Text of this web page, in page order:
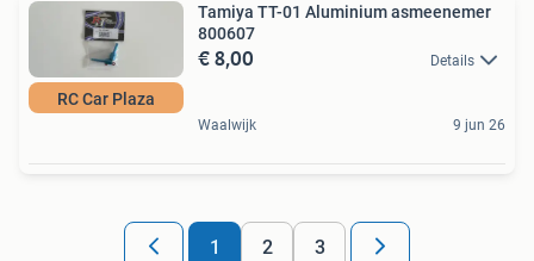
RC Car Plaza
Tamiya TT-01 Aluminium asmeenemer
800607
€ 8,00 Details
Waalwijk 9 jun 26
1 2 3